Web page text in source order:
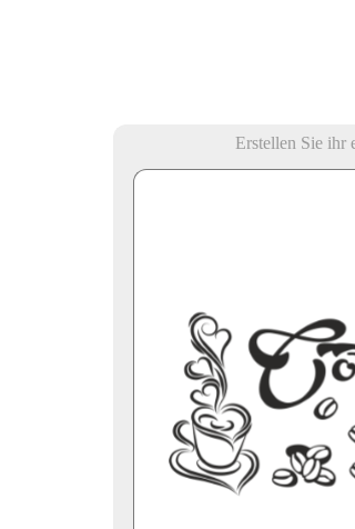
Erstellen Sie ihr